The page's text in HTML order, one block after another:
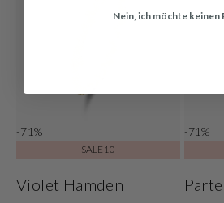
-71%
SALE10
Violet Hamden
-71%
Nein, ich möchte keinen